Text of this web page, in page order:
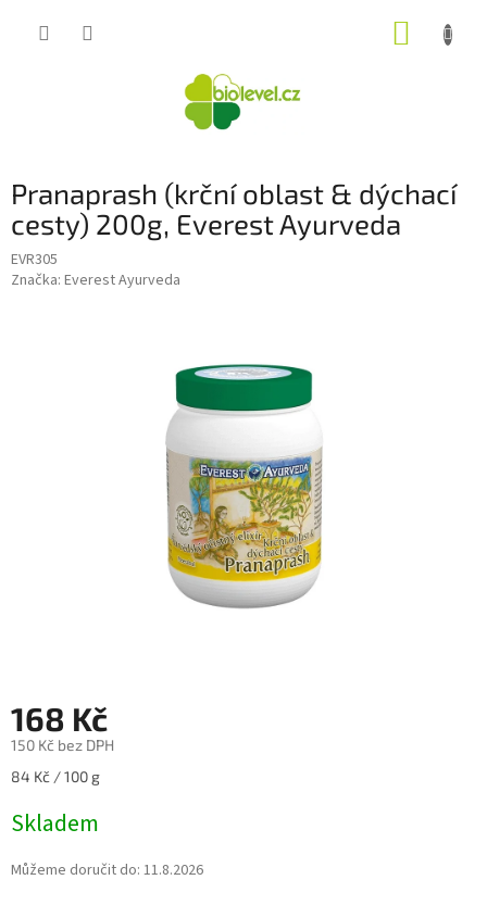
Pranaprash (krční oblast & dýchací
cesty) 200g, Everest Ayurveda
EVR305
Značka: Everest Ayurveda
168 Kč
150 Kč bez DPH
Měrná
84 Kč / 100 g
Skladem
Můžeme doručit do: 11.8.2026